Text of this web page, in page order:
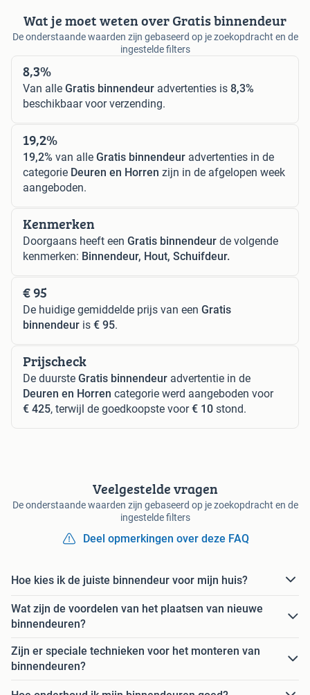
Wat je moet weten over Gratis binnendeur
De onderstaande waarden zijn gebaseerd op je zoekopdracht en de
ingestelde filters
8,3%
Van alle Gratis binnendeur advertenties is 8,3%
beschikbaar voor verzending.
19,2%
19,2% van alle Gratis binnendeur advertenties in de
categorie Deuren en Horren zijn in de afgelopen week
aangeboden.
Kenmerken
Doorgaans heeft een Gratis binnendeur de volgende
kenmerken: Binnendeur, Hout, Schuifdeur.
€ 95
De huidige gemiddelde prijs van een Gratis
binnendeur is € 95.
Prijscheck
De duurste Gratis binnendeur advertentie in de
Deuren en Horren categorie werd aangeboden voor
€ 425, terwijl de goedkoopste voor€ 10 stond.
Veelgestelde vragen
De onderstaande waarden zijn gebaseerd op je zoekopdracht en de
ingestelde filters
Deel opmerkingen over deze FAQ
Hoe kies ik de juiste binnendeur voor mijn huis?
Wat zijn de voordelen van het plaatsen van nieuwe
binnendeuren?
Zijn er speciale technieken voor het monteren van
binnendeuren?